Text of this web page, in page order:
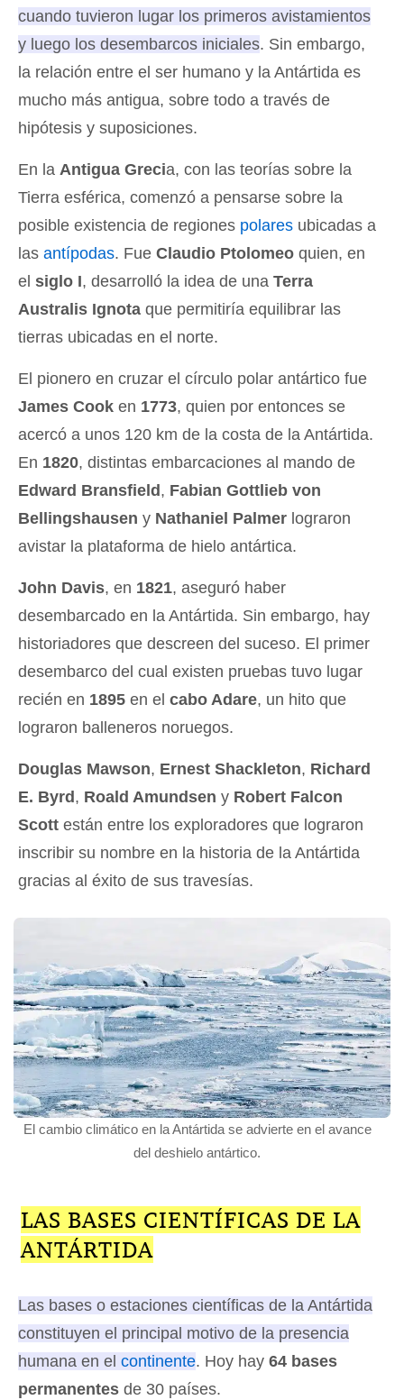
cuando tuvieron lugar los primeros avistamientos
y luego los desembarcos iniciales. Sin embargo,
la relación entre el ser humano y la Antártida es
mucho más antigua, sobre todo a través de
hipótesis y suposiciones.
En la Antigua Grecia, con las teorías sobre la
Tierra esférica, comenzó a pensarse sobre la
posible existencia de regiones polares ubicadas a
las antípodas. Fue Claudio Ptolomeo quien, en
el siglo I, desarrolló la idea de una Terra
Australis Ignota que permitiría equilibrar las
tierras ubicadas en el norte.
El pionero en cruzar el círculo polar antártico fue
James Cook en 1773, quien por entonces se
acercó a unos 120 km de la costa de la Antártida.
En 1820, distintas embarcaciones al mando de
Edward Bransfield, Fabian Gottlieb von
Bellingshausen y Nathaniel Palmer lograron
avistar la plataforma de hielo antártica.
John Davis, en 1821, aseguró haber
desembarcado en la Antártida. Sin embargo, hay
historiadores que descreen del suceso. El primer
desembarco del cual existen pruebas tuvo lugar
recién en 1895 en el cabo Adare, un hito que
lograron balleneros noruegos.
Douglas Mawson, Ernest Shackleton, Richard
E. Byrd, Roald Amundsen y Robert Falcon
Scott están entre los exploradores que lograron
inscribir su nombre en la historia de la Antártida
gracias al éxito de sus travesías.
El cambio climático en la Antártida se advierte en el avance
del deshielo antártico.
LAS BASES CIENTÍFICAS DE LA
ANTÁRTIDA
Las bases o estaciones científicas de la Antártida
constituyen el principal motivo de la presencia
humana en el continente. Hoy hay 64 bases
permanentes de 30 países.